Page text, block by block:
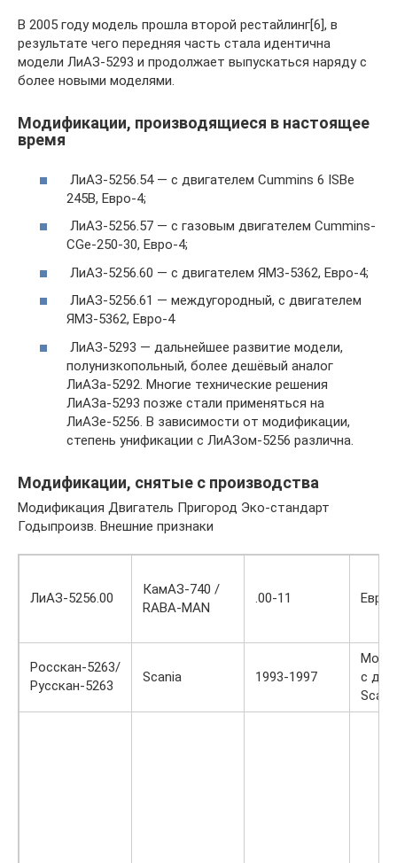
В 2005 году модель прошла второй рестайлинг[6], в
результате чего передняя часть стала идентична
модели ЛиАЗ-5293 и продолжает выпускаться наряду с
более новыми моделями.
Модификации, производящиеся в настоящее
время
ЛиАЗ-5256.54 — с двигателем Cummins 6 ISBe
245B, Евро-4;
ЛиАЗ-5256.57 — с газовым двигателем Cummins-
CGe-250-30, Евро-4;
ЛиАЗ-5256.60 — с двигателем ЯМЗ-5362, Евро-4;
ЛиАЗ-5256.61 — междугородный, с двигателем
ЯМЗ-5362, Евро-4
ЛиАЗ-5293 — дальнейшее развитие модели,
полунизкопольный, более дешёвый аналог
ЛиАЗа-5292. Многие технические решения
ЛиАЗа-5293 позже стали применяться на
ЛиАЗе-5256. В зависимости от модификации,
степень унификации с ЛиАЗом-5256 различна.
Модификации, снятые с производства
Модификация Двигатель Пригород Эко-стандарт
Годыпроизв. Внешние признаки
ЛиАЗ-5256.00
КамАЗ-740 /
RABA-MAN
.00-11
Росскан-5263/
Русскан-5263
Scania 1993-1997
с